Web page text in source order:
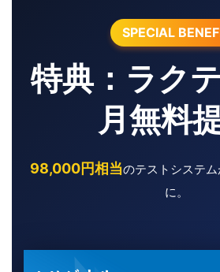
SPECIAL
特典：ラク
月無料
98,000円相当のテストシステ
に。